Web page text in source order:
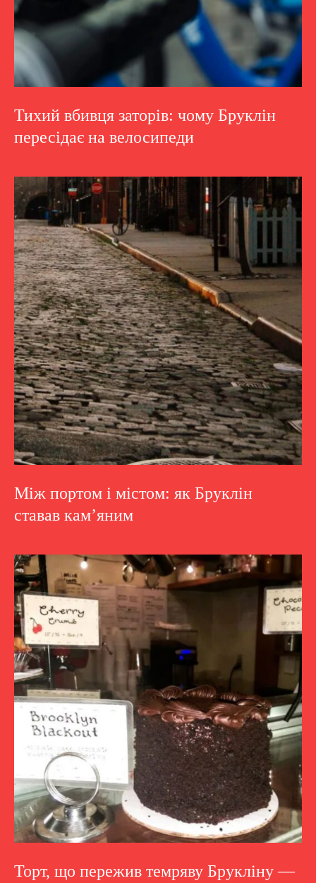
Тихий вбивця заторів: чому Бруклін
пересідає на велосипеди
Між портом і містом: як Бруклін
ставав кам’яним
Торт, що пережив темряву Брукліну —